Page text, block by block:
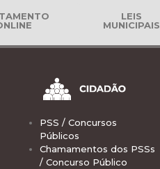
LEIS
MUNICIPAIS
PSS / Concursos
Públicos
Chamamentos dos PSSs
/ Concurso Público